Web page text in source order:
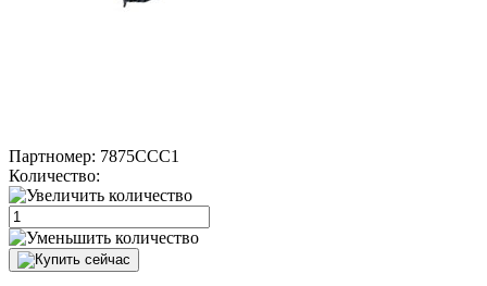
Партномер: 7875CCC1
Количество: